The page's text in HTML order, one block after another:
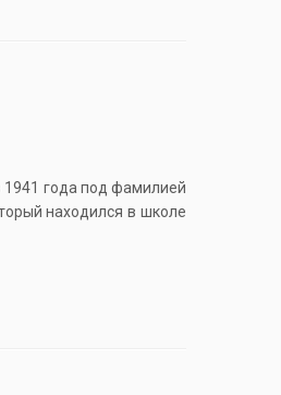
1941 года под фамилией
находился в школе